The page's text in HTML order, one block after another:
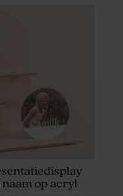
naam op acryl